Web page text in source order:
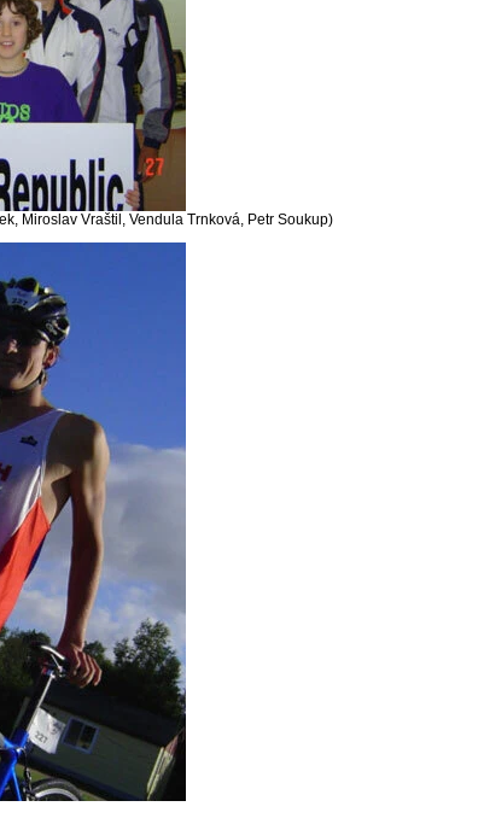
Miroslav Vraštil, Vendula Trnková, Petr Soukup)